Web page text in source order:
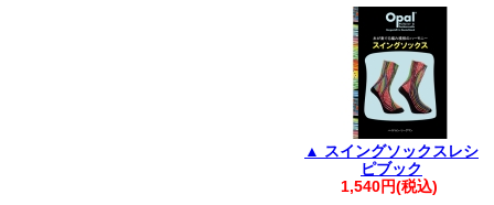
▲ スイングソックスレシ
ピブック
1,540円(税込)